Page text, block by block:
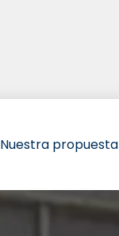
Nuestra propuesta